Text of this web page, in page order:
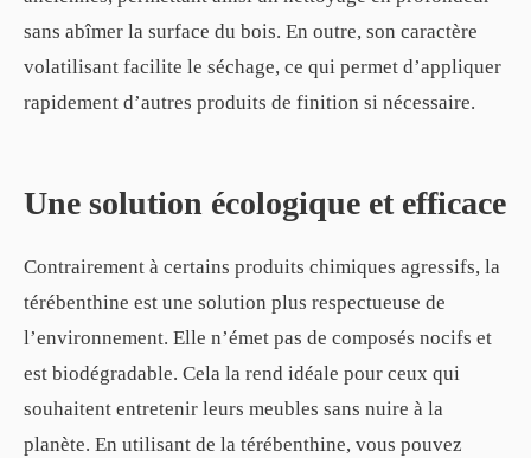
sans abîmer la surface du bois. En outre, son caractère
volatilisant facilite le séchage, ce qui permet d’appliquer
rapidement d’autres produits de finition si nécessaire.
Une solution écologique et efficace
Contrairement à certains produits chimiques agressifs, la
térébenthine est une solution plus respectueuse de
l’environnement. Elle n’émet pas de composés nocifs et
est biodégradable. Cela la rend idéale pour ceux qui
souhaitent entretenir leurs meubles sans nuire à la
planète. En utilisant de la térébenthine, vous pouvez